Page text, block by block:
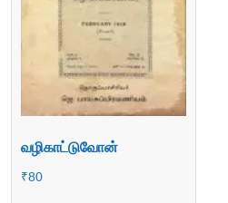
வழிகாட்டுவோன்
₹80